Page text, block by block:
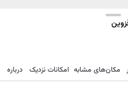
ارسال تماس مکان‌های مشابه امکانات نزدیک درباره